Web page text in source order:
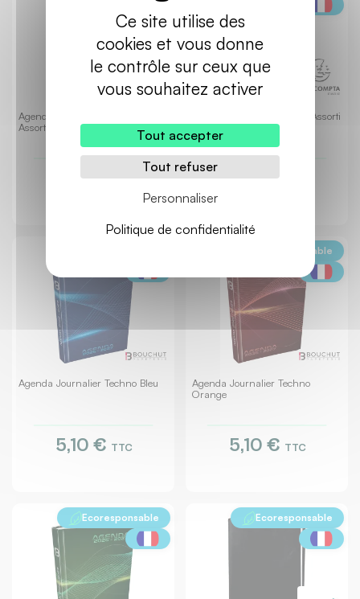
Ce site utilise des
cookies et vous donne
le contrôle sur ceux que
vous souhaitez activer
Tout accepter
Tout refuser
Personnaliser
Politique de confidentialité
Agenda Journalier Planifiée
Assorti
31,10 €TTC
Agenda Journalier Spirale Assorti
32,10 €
Agenda Journalier Techno Bleu
5,10 € TTC
Agenda Journalier Techno
Orange
Ecoresponsable
5,10 € TTC
Ecoresponsable Ecoresponsable